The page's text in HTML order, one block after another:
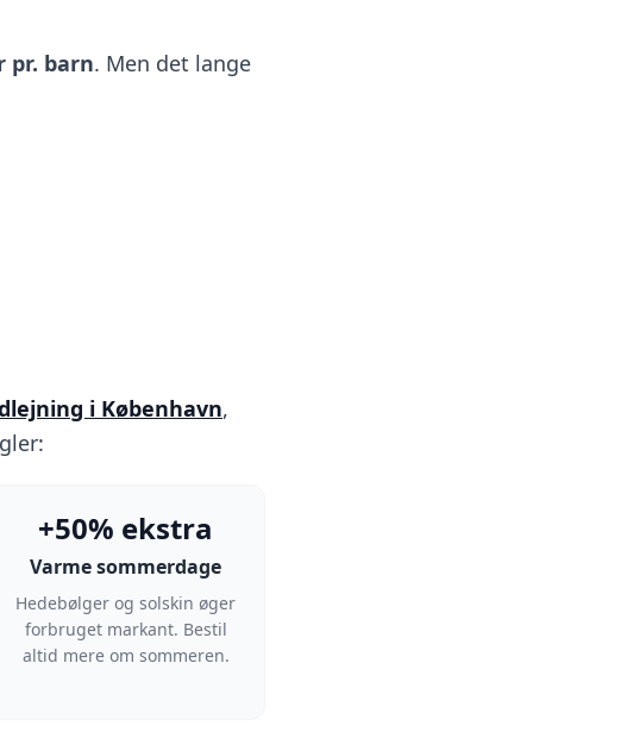
pr. barn. Men det lange
i København,
+50% ekstra
Varme sommerdage
Hedebølger og solskin øger
forbruget markant. Bestil
altid mere om sommeren.